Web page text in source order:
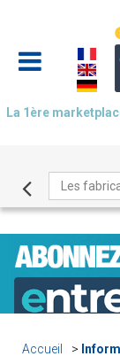
La 1ère
Les
Accueil